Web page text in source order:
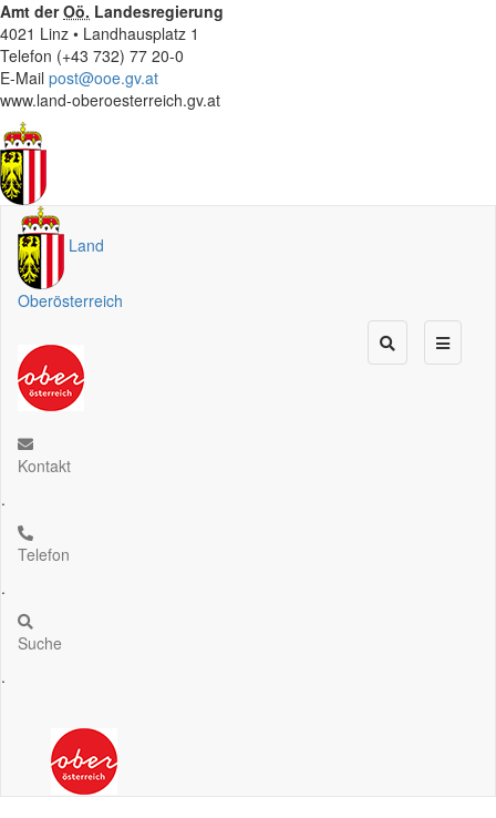
Amt derOö. Landesregierung
4021 Linz • Landhausplatz 1
Telefon (+43 732) 77 20-0
E-Mail post@ooe.gv.at
www.land-oberoesterreich.gv.at
Land
Oberösterreich
Kontakt
.
Telefon
.
Suche
.